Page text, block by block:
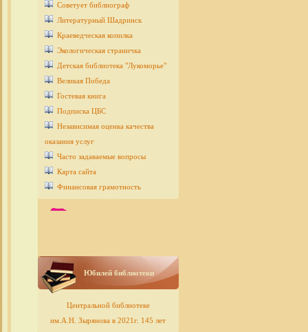
Советует библиограф
Литературный Шадринск
Краеведческая копилка
Экологическая страничка
Детcкая библиотека "Лукоморье"
Великая Победа
Гостевая книга
Подписка ЦБС
Независимая оценка качества
оказания услуг
Часто задаваемые вопросы
Карта сайта
Финансовая грамотность
Юбилей библиотеки
Центральной библиотеке
им.А.Н. Зырянова в 2021г. 145 лет